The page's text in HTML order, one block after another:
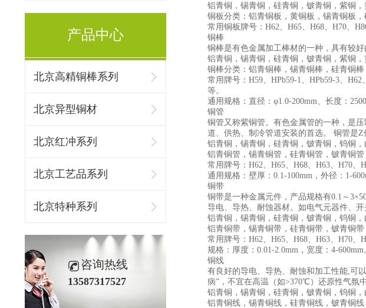
产品中心
北京高精铜棒系列
北京异型铜材
北京红冲系列
北京工艺品系列
北京特种系列
咨询热线
13587317527
铝青铜，锡青铜，硅青铜，铍青铜，紫铜
铜板分类：铝青铜板，黄铜板，锡青铜板
常用铜板牌号：H62、H65、H68、H70、
铜棒
铜棒是有色金属加工棒材的一种，具有较
铝青铜，锡青铜，硅青铜，铍青铜，紫铜
铜棒分类：铝青铜棒，锡青铜棒，硅青铜
常用牌号：H59、HPb59-1、HPb59-3、H62
等。
通用规格：直径：φ1.0-200mm、长度：
铜管
铜管又称紫铜管。有色金属管的一种，是
道、供热、制冷管道安装的首选。 铜管是Z
铝青铜，锡青铜，硅青铜，铍青铜，钨铜
铝青铜管，锡青铜管，硅青铜管，铍青铜
常用牌号：H62、H65、H68、H63、H70、
通用规格：壁厚：0.1-100mm，外径：1-
铜带
铜带是一种金属元件，产品规格有0.1～
导电、导热、耐蚀器材。如电气元器件、
铝青铜，锡青铜，硅青铜，铍青铜，钨铜
铝青铜带，锡青铜带，硅青铜带，铍青铜
常用牌号：H62、H65、H68、H63、H70、
规格：厚度：0.01-2.0mm，宽度：4-600mm
铜线
有良好的导电、导热、耐蚀和加工性能,可
病”，不宜在高温（如>370℃）还原性气氛
铝青铜，锡青铜，硅青铜，铍青铜，钨铜
铝青铜线，锡青铜线，硅青铜线，铍青铜